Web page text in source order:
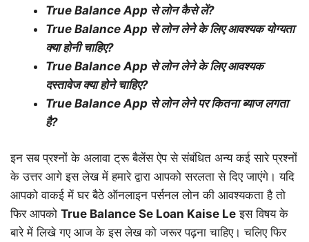
True Balance App से लोन कैसे लें?
True Balance App से लोन लेने के लिए आवश्यक योग्यता
क्या होनी चाहिए?
True Balance App से लोन लेने के लिए आवश्यक
दस्तावेज क्या होने चाहिए?
True Balance App से लोन लेने पर कितना ब्याज लगता
है?
इन सब प्रश्नों के अलावा ट्रू बैलेंस ऐप से संबंधित अन्य कई सारे प्रश्नों
के उत्तर आगे इस लेख में हमारे द्वारा आपको सरलता से दिए जाएंगे। यदि
आपको वाकई में घर बैठे ऑनलाइन पर्सनल लोन की आवश्यकता है तो
फिर आपको True Balance Se Loan Kaise Le इस विषय के
बारे में लिखे गए आज के इस लेख को जरूर पढ़ना चाहिए। चलिए फिर